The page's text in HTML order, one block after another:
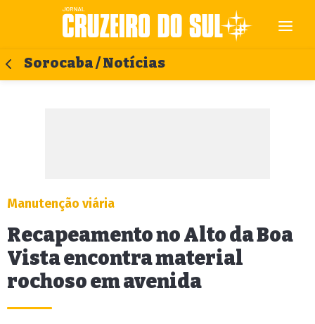
Sorocaba / Notícias
Manutenção viária
Recapeamento no Alto da Boa
Vista encontra material
rochoso em avenida